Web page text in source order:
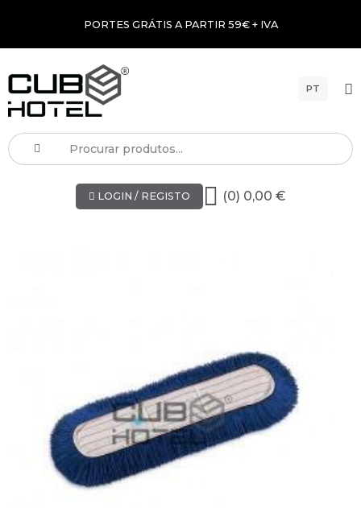
PORTES GRÁTIS A PARTIR 59€ + IVA
PT
LOGIN / REGISTO (0) 0,00 €